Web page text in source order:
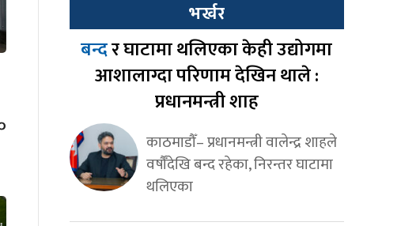
भर्खर
बन्दर घाटामा थलिएका केही उद्योगमा
आशालाग्दा परिणाम देखिन थाले :
प्रधानमन्त्री शाह
काठमाडौँ– प्रधानमन्त्री वालेन्द्र शाहले
वर्षौँदेखि बन्द रहेका, निरन्तर घाटामा
थलिएका